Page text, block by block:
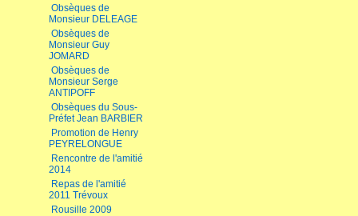
Obsèques de
Monsieur DELEAGE
Obsèques de
Monsieur Guy
JOMARD
Obsèques de
Monsieur Serge
ANTIPOFF
Obsèques du Sous-
Préfet Jean BARBIER
Promotion de Henry
PEYRELONGUE
Rencontre de l'amitié
2014
Repas de l'amitié
2011 Trévoux
Rousille 2009